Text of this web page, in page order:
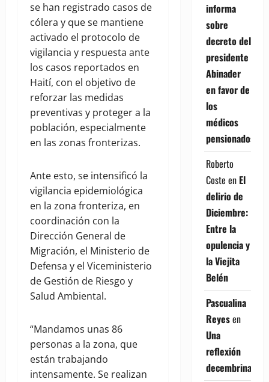
se han registrado casos de
cólera y que se mantiene
activado el protocolo de
vigilancia y respuesta ante
los casos reportados en
Haití, con el objetivo de
reforzar las medidas
preventivas y proteger a la
población, especialmente
en las zonas fronterizas.
Ante esto, se intensificó la
vigilancia epidemiológica
en la zona fronteriza, en
coordinación con la
Dirección General de
Migración, el Ministerio de
Defensa y el Viceministerio
de Gestión de Riesgo y
Salud Ambiental.
“Mandamos unas 86
personas a la zona, que
están trabajando
intensamente. Se realizan
informa
sobre
decreto del
presidente
Abinader
en favor de
los
médicos
pensionados
Roberto
Coste en El
delirio de
Diciembre:
Entre la
opulencia y
la Viejita
Belén
Pascualina
Reyesen
Una
reflexión
decembrina